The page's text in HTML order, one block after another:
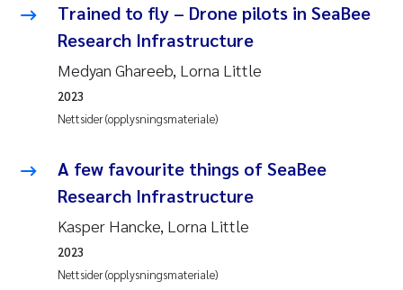
Odd Arne Segtnan Skogan
Ana Margarida Pinto Costa
Roar Brænden
Merete Schøyen
Trained to fly – Drone pilots in SeaBee
Research Infrastructure
Medyan Ghareeb, Lorna Little
Nettsider (opplysningsmateriale)
2023
A few favourite things of SeaBee
Research Infrastructure
Kasper Hancke, Lorna Little
Nettsider (opplysningsmateriale)
2023